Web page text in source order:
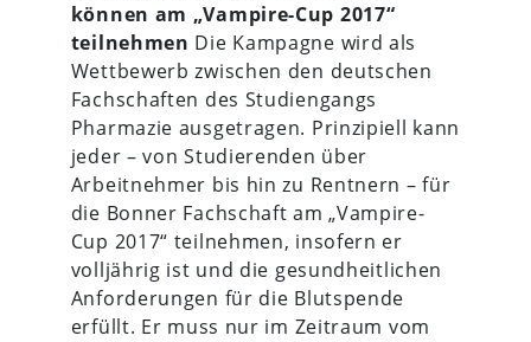
können am „Vampire-Cup 2017“
teilnehmen Die Kampagne wird als
Wettbewerb zwischen den deutschen
Fachschaften des Studiengangs
Pharmazie ausgetragen. Prinzipiell kann
jeder – von Studierenden über
Arbeitnehmer bis hin zu Rentnern – für
die Bonner Fachschaft am „Vampire-
Cup 2017“ teilnehmen, insofern er
volljährig ist und die gesundheitlichen
Anforderungen für die Blutspende
erfüllt. Er muss nur im Zeitraum vom